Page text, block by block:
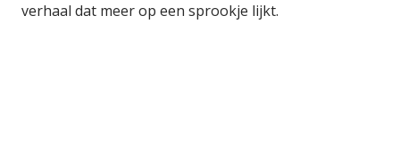
verhaal dat meer op een sprookje lijkt.